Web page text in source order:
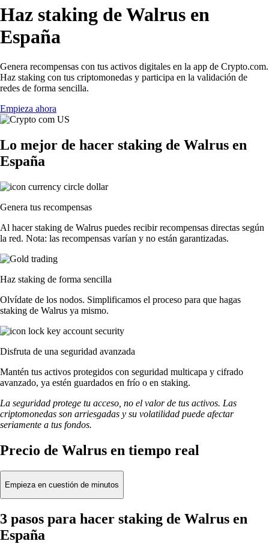
Haz staking de Walrus en
España
Genera recompensas con tus activos digitales en la app de Crypto.com.
Haz staking con tus criptomonedas y participa en la validación de
redes de forma sencilla.
Empieza ahora
Lo mejor de hacer staking de Walrus en
España
Genera tus recompensas
Al hacer staking de Walrus puedes recibir recompensas directas según
la red. Nota: las recompensas varían y no están garantizadas.
Haz staking de forma sencilla
Olvídate de los nodos. Simplificamos el proceso para que hagas
staking de Walrus ya mismo.
Disfruta de una seguridad avanzada
Mantén tus activos protegidos con seguridad multicapa y cifrado
avanzado, ya estén guardados en frío o en staking.
La seguridad protege tu acceso, no el valor de tus activos. Las
criptomonedas son arriesgadas y su volatilidad puede afectar
seriamente a tus fondos.
Precio de Walrus en tiempo real
Empieza en cuestión de minutos
3 pasos para hacer staking de Walrus en
España